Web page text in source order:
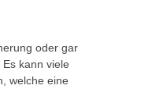
oder gar
kann viele
welche eine